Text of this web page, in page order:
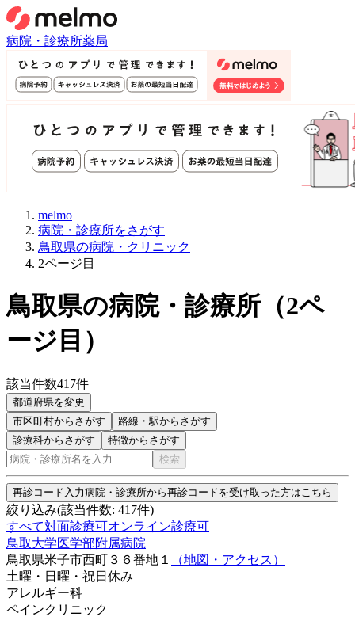
病院・診療所薬局
melmo
病院・診療所をさがす
鳥取県の病院・クリニック
2ページ目
鳥取県の病院・診療所 （2ペ
ージ目）
該当件数417件
都道府県を変更
市区町村からさがす 路線・駅からさがす
診療科からさがす
特徴からさがす
検索
再診コード入力病院・診療所から再診コードを受け取った方はこちら
絞り込み(該当件数: 417件)
すべて対面診療可オンライン診療可
鳥取大学医学部附属病院
鳥取県米子市西町３６番地１
（地図・アクセス）
土曜・日曜・祝日 休み
アレルギー科
ペインクリニック